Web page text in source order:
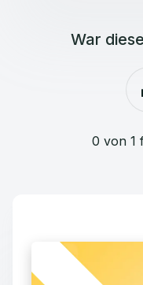
War
0 von 1